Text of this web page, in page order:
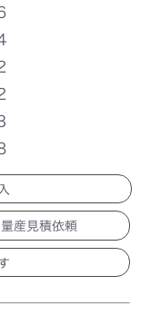
量産見積依頼